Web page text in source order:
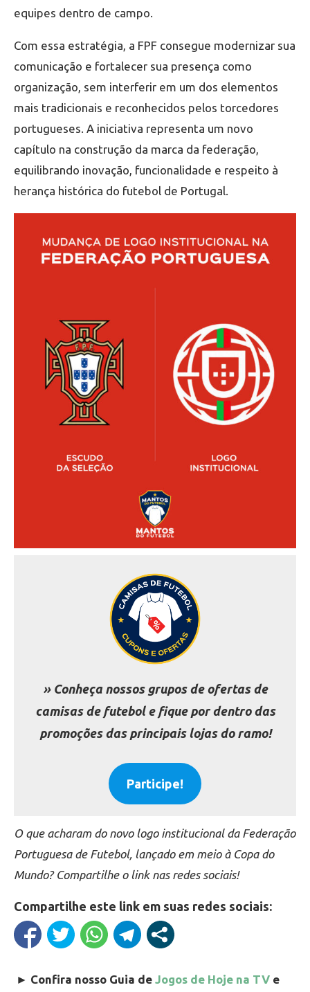
equipes dentro de campo.
Com essa estratégia, a FPF consegue modernizar sua
comunicação e fortalecer sua presença como
organização, sem interferir em um dos elementos
mais tradicionais e reconhecidos pelos torcedores
portugueses. A iniciativa representa um novo
capítulo na construção da marca da federação,
equilibrando inovação, funcionalidade e respeito à
herança histórica do futebol de Portugal.
» Conheça nossos grupos de ofertas de
camisas de futebol e fique por dentro das
promoções das principais lojas do ramo!
Participe!
O que acharam do novo logo institucional da Federação
Portuguesa de Futebol, lançado em meio à Copa do
Mundo? Compartilhe o link nas redes sociais!
Compartilhe este link em suas redes sociais:
► Confira nosso Guia de Jogos de Hoje na TV e